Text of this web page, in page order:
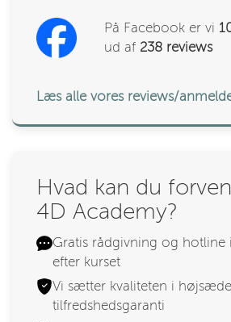
På Facebook er vi
ud af 238 reviews
Læs alle vores reviews/
Hvad kan du
4D Academy?
Gratis rådgivning og hotline
efter kurset
Vi sætter kvaliteten i
tilfredshedsgaranti